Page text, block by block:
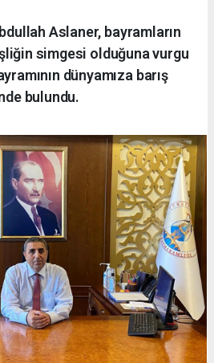
Aslaner, bayramların
simgesi olduğuna vurgu
dünyamıza barış
bulundu.